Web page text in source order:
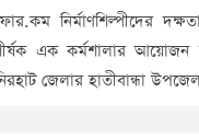
নির্মাণশিল্পীদের
শীর্ষক এক কর্মশালার
জেলার হাতীবান্ধা